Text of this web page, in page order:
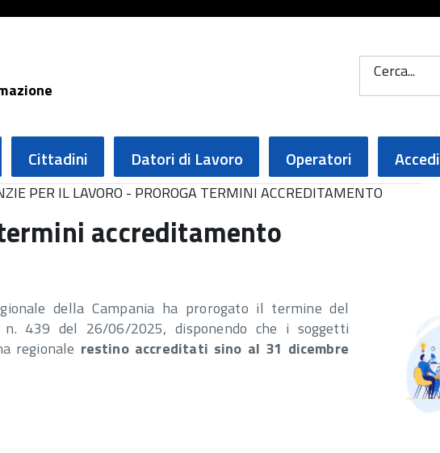
Cerca...
Cittadini Datori di Lavoro Operatori Accedi
PER IL LAVORO - PROROGA TERMINI ACCREDITAMENTO
accreditamento
della Campania ha prorogato il termine del
439 del 26/06/2025, disponendo che i soggetti
regionale restino accreditati sino al 31 dicembre